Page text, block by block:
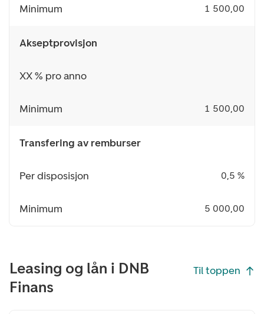
Minimum 1 500,00
Akseptprovisjon
XX % pro anno
Minimum 1 500,00
Transfering av remburser
Per disposisjon 0,5 %
Minimum 5 000,00
Leasing og lån i DNB
Finans
Til toppen